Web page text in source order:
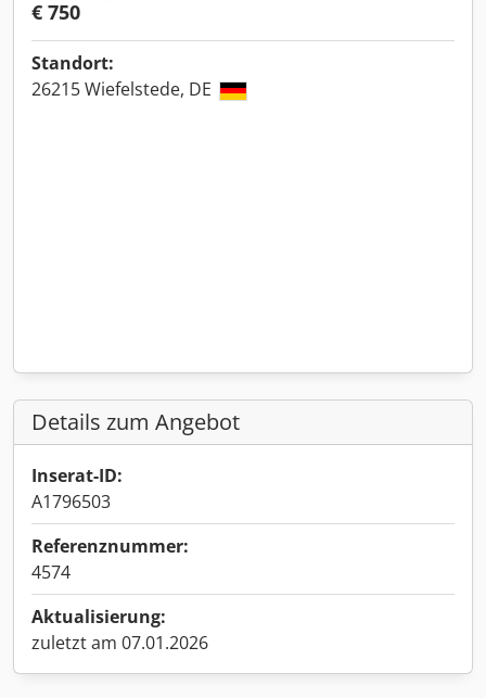
€ 750
Standort:
26215 Wiefelstede, DE
Details zum Angebot
Inserat-ID:
A1796503
Referenznummer:
4574
Aktualisierung:
zuletzt am 07.01.2026